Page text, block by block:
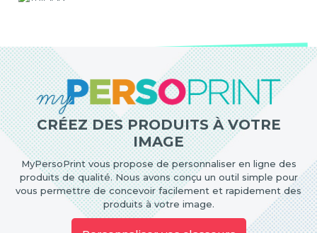
CRÉEZ DES PRODUITS À VOTRE
IMAGE
MyPersoPrint vous propose de personnaliser en ligne des
produits de qualité. Nous avons conçu un outil simple pour
vous permettre de concevoir facilement et rapidement des
produits à votre image.